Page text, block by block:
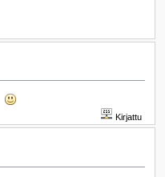
Kirjattu